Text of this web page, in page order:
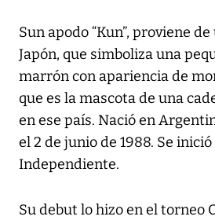
Sun apodo “Kun”, proviene
Japón, que simboliza una
marrón con apariencia de
que es la mascota de una
en ese país. Nació en
el 2 de junio de 1988. Se
Independiente.
Su debut lo hizo en el torneo